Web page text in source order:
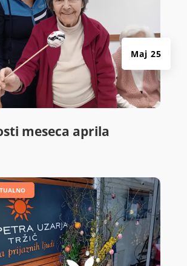
meseca aprila
Maj 25